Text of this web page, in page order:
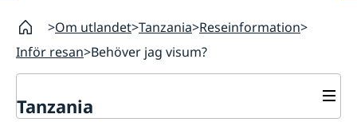
Om utlandet Tanzania Reseinformation
Inför resan Behöver jag visum?
Tanzania